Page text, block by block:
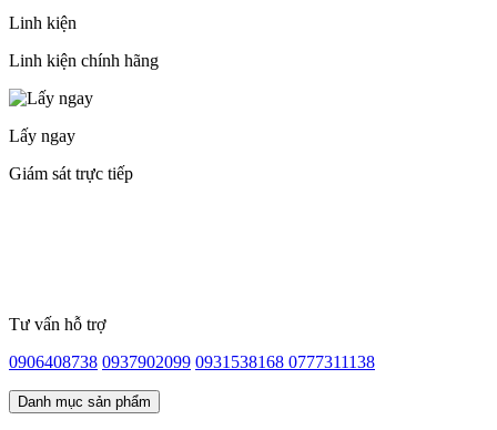
Linh kiện
Linh kiện chính hãng
Lấy ngay
Giám sát trực tiếp
Tư vấn hỗ trợ
0906408738 0937902099 0931538168 0777311138
Danh mục sản phẩm